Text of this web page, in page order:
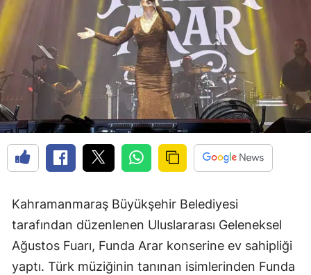
Kahramanmaraş Büyükşehir Belediyesi
tarafından düzenlenen Uluslararası Geleneksel
Ağustos Fuarı, Funda Arar konserine ev sahipliği
yaptı. Türk müziğinin tanınan isimlerinden Funda